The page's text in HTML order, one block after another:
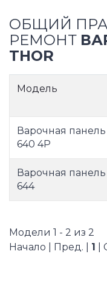
ОБЩИЙ
РЕМОНТ
THOR
Модель
Варочная
640 4P
Варочная
644
Модели 1 - 2 из 2
Начало | Пред. | 1 |